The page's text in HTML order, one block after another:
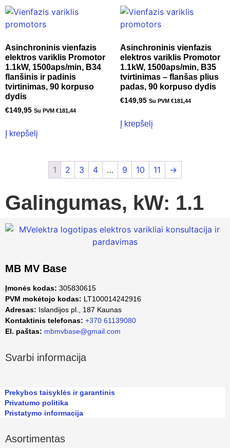
Asinchroninis vienfazis
elektros variklis Promotor
1.1kW, 1500aps/min, B34
flanšinis ir padinis
tvirtinimas, 90 korpuso
dydis
€149,95 Su PVM €181,44
Į krepšelį
Asinchroninis vienfazis
elektros variklis Promotor
1.1kW, 1500aps/min, B35
tvirtinimas – flanšas plius
padas, 90 korpuso dydis
€149,95 Su PVM €181,44
Į krepšelį
1 2 3 4 … 9 10 11 →
Galingumas, kW: 1.1
MB MV Base
Įmonės kodas: 305830615
PVM mokėtojo kodas: LT100014242916
Adresas: Islandijos pl., 187 Kaunas
Kontaktinis telefonas: +370 61139080
El. paštas: mbmvbase@gmail.com
Svarbi informacija
Prekybos taisyklės ir garantinis
Privatumo politika
Pristatymo informacija
Asortimentas